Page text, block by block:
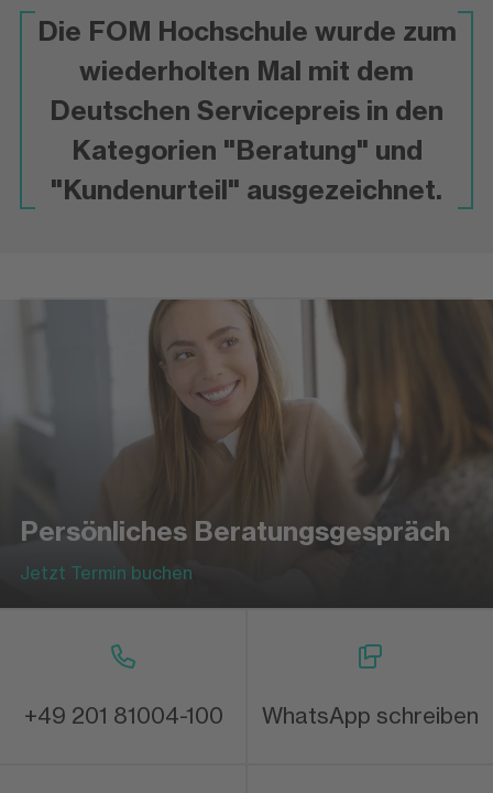
Die FOM Hochschule wurde zum
wiederholten Mal mit dem
Deutschen Servicepreis in den
Kategorien "Beratung" und
"Kundenurteil" ausgezeichnet.
Persönliches Beratungsgespräch
Jetzt Termin buchen
+49 201 81004-100 WhatsApp schreiben